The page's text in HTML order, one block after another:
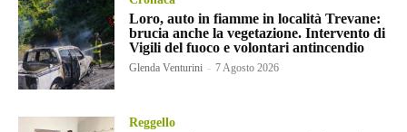
Loro, auto in fiamme in località Trevane:
brucia anche la vegetazione. Intervento di
Vigili del fuoco e volontari antincendio
Glenda Venturini - 7 Agosto 2026
Reggello